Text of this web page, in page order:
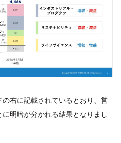
右に記載されているとおり、営
明暗が分かれる結果となりまし